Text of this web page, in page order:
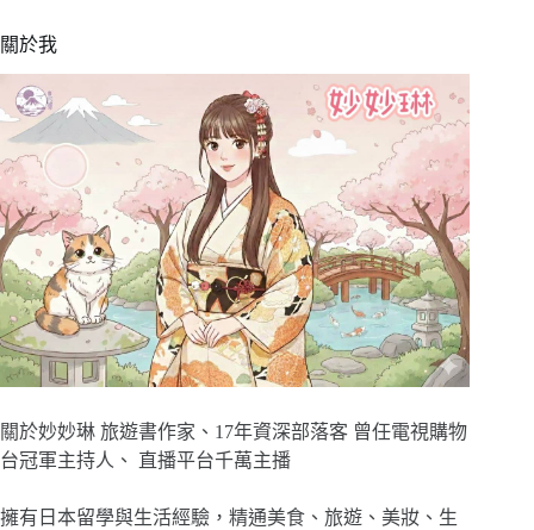
關於我
關於妙妙琳 旅遊書作家、17年資深部落客 曾任電視購物
台冠軍主持人、 直播平台千萬主播
擁有日本留學與生活經驗，精通美食、旅遊、美妝、生